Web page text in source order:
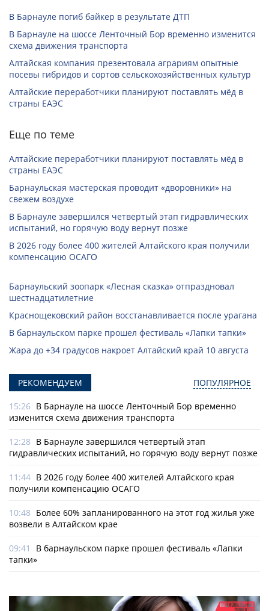
В Барнауле погиб байкер в результате ДТП
В Барнауле на шоссе Ленточный Бор временно изменится
схема движения транспорта
Алтайская компания презентовала аграриям опытные
посевы гибридов и сортов сельскохозяйственных культур
Алтайские переработчики планируют поставлять мёд в
страны ЕАЭС
Еще по теме
Алтайские переработчики планируют поставлять мёд в
страны ЕАЭС
Барнаульская мастерская проводит «дворовники» на
свежем воздухе
В Барнауле завершился четвертый этап гидравлических
испытаний, но горячую воду вернут позже
В 2026 году более 400 жителей Алтайского края получили
компенсацию ОСАГО
Барнаульский зоопарк «Лесная сказка» отпраздновал
шестнадцатилетние
Краснощековский район восстанавливается после урагана
В барнаульском парке прошел фестиваль «Лапки тапки»
Жара до +34 градусов накроет Алтайский край 10 августа
РЕКОМЕНДУЕМ ПОПУЛЯРНОЕ
15:26 В Барнауле на шоссе Ленточный Бор временно
изменится схема движения транспорта
12:28 В Барнауле завершился четвертый этап
гидравлических испытаний, но горячую воду вернут позже
11:44 В 2026 году более 400 жителей Алтайского края
получили компенсацию ОСАГО
10:48 Более 60% запланированного на этот год жилья уже
возвели в Алтайском крае
09:41
В барнаульском парке прошел фестиваль «Лапки
тапки»